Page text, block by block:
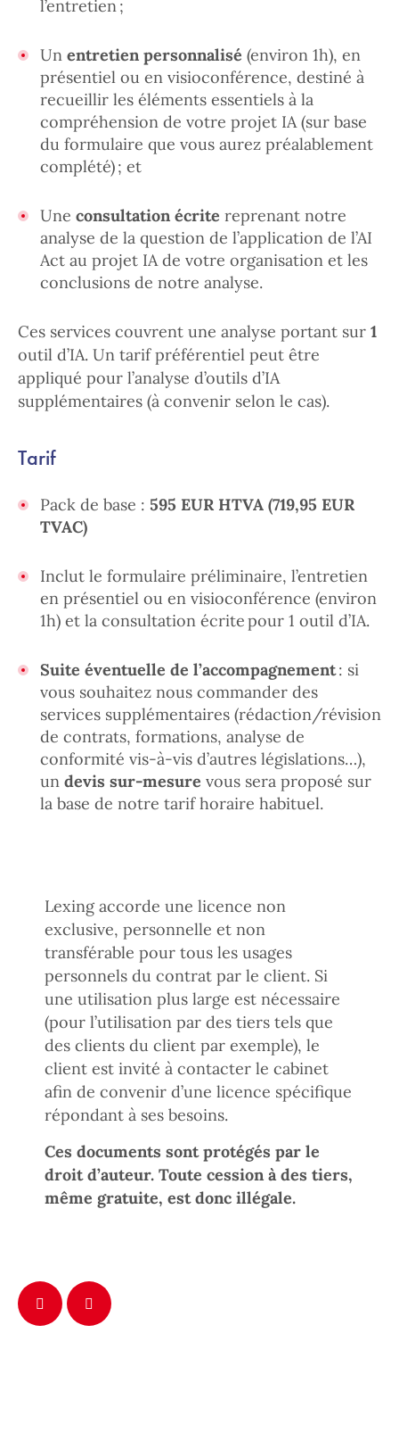
l’entretien ;
Un entretien personnalisé (environ 1h), en
présentiel ou en visioconférence, destiné à
recueillir les éléments essentiels à la
compréhension de votre projet IA (sur base
du formulaire que vous aurez préalablement
complété) ; et
Une consultation écrite reprenant notre
analyse de la question de l’application de l’AI
Act au projet IA de votre organisation et les
conclusions de notre analyse.
Ces services couvrent une analyse portant sur 1
outil d’IA. Un tarif préférentiel peut être
appliqué pour l’analyse d’outils d’IA
supplémentaires (à convenir selon le cas).
Tarif
Pack de base : 595 EUR HTVA (719,95 EUR
TVAC)
Inclut le formulaire préliminaire, l’entretien
en présentiel ou en visioconférence (environ
1h) et la consultation écrite pour 1 outil d’IA.
Suite éventuelle de l’accompagnement: si
vous souhaitez nous commander des
services supplémentaires (rédaction/révision
de contrats, formations, analyse de
conformité vis-à-vis d’autres législations…),
un devis sur-mesure vous sera proposé sur
la base de notre tarif horaire habituel.
Lexing accorde une licence non
exclusive, personnelle et non
transférable pour tous les usages
personnels du contrat par le client. Si
une utilisation plus large est nécessaire
(pour l’utilisation par des tiers tels que
des clients du client par exemple), le
client est invité à contacter le cabinet
afin de convenir d’une licence spécifique
répondant à ses besoins.
Ces documents sont protégés par le
droit d’auteur. Toute cession à des tiers,
même gratuite, est donc illégale.